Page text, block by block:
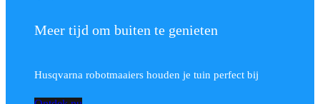
Meer tijd om buiten te genieten
Husqvarna robotmaaiers houden je tuin perfect bij